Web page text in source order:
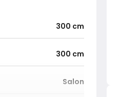
300 cm
300 cm
Salon